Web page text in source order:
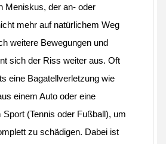
Meniskus, der an- oder
mehr auf natürlichem Weg
weitere Bewegungen und
sich der Riss weiter aus. Oft
eine Bagatellverletzung wie
einem Auto oder eine
Sport (Tennis oder Fußball), um
zu schädigen. Dabei ist